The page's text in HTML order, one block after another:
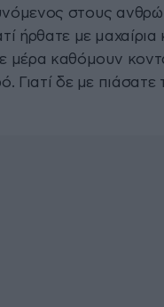
στους
ήρθατε με
μέρα καθόμουν
Γιατί δε με πιάσατε